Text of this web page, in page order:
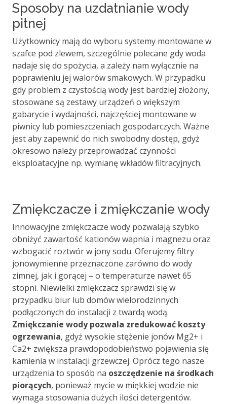
Sposoby na uzdatnianie wody
pitnej
Użytkownicy mają do wyboru systemy montowane w
szafce pod zlewem, szczególnie polecane gdy woda
nadaje się do spożycia, a zależy nam wyłącznie na
poprawieniu jej walorów smakowych. W przypadku
gdy problem z czystością wody jest bardziej złożony,
stosowane są zestawy urządzeń o większym
gabarycie i wydajności, najczęściej montowane w
piwnicy lub pomieszczeniach gospodarczych. Ważne
jest aby zapewnić do nich swobodny dostęp, gdyż
okresowo należy przeprowadzać czynności
eksploatacyjne np. wymianę wkładów filtracyjnych.
Zmiękczacze i zmiękczanie wody
Innowacyjne zmiękczacze wody pozwalają szybko
obniżyć zawartość kationów wapnia i magnezu oraz
wzbogacić roztwór w jony sodu. Oferujemy filtry
jonowymienne przeznaczone zarówno do wody
zimnej, jak i gorącej – o temperaturze nawet 65
stopni. Niewielki zmiękczacz sprawdzi się w
przypadku biur lub domów wielorodzinnych
podłączonych do instalacji z twardą wodą.
Zmiękczanie wody pozwala zredukować koszty
ogrzewania, gdyż wysokie stężenie jonów Mg2+ i
Ca2+ zwiększa prawdopodobieństwo pojawienia się
kamienia w instalacji grzewczej. Oprócz tego nasze
urządzenia to sposób na oszczędzenie na środkach
piorących, ponieważ mycie w miękkiej wodzie nie
wymaga stosowania dużych ilości detergentów.